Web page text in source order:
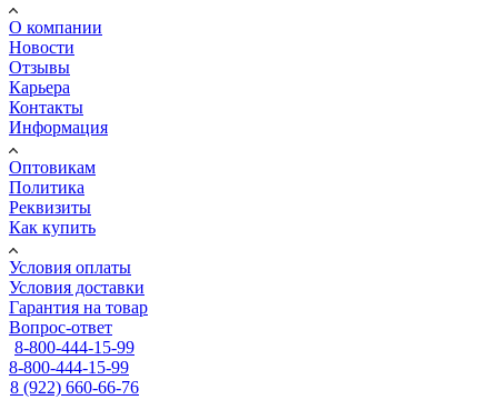
О компании
Новости
Отзывы
Карьера
Контакты
Информация
Оптовикам
Политика
Реквизиты
Как купить
Условия оплаты
Условия доставки
Гарантия на товар
Вопрос-ответ
8-800-444-15-99
8-800-444-15-99
8 (922) 660-66-76